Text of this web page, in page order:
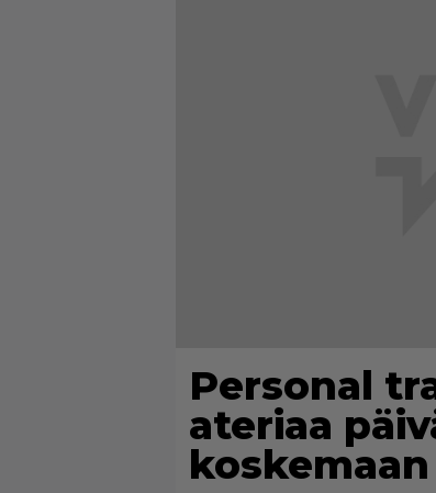
Personal
ateriaa